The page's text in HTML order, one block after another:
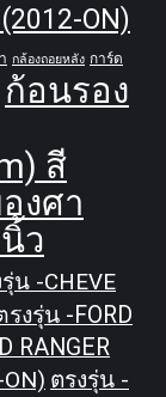
ON)
กล้องถอยหลัง การ์ด
ก้อนรอง
สี
งศา
ว
น -CHEVE
รงรุ่น -FORD
RANGER
ตรงรุ่น -